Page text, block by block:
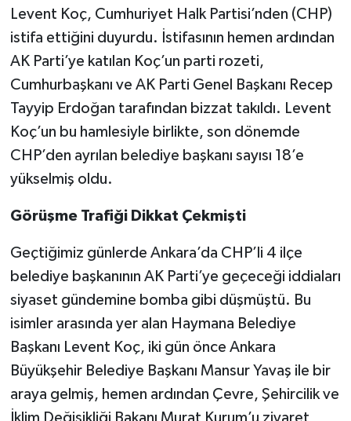
Levent Koç, Cumhuriyet Halk Partisi’nden (CHP)
istifa ettiğini duyurdu. İstifasının hemen ardından
AK Parti’ye katılan Koç’un parti rozeti,
Cumhurbaşkanı ve AK Parti Genel Başkanı Recep
Tayyip Erdoğan tarafından bizzat takıldı. Levent
Koç’un bu hamlesiyle birlikte, son dönemde
CHP’den ayrılan belediye başkanı sayısı 18’e
yükselmiş oldu.
Görüşme Trafiği Dikkat Çekmişti
Geçtiğimiz günlerde Ankara’da CHP’li 4 ilçe
belediye başkanının AK Parti’ye geçeceği iddiaları
siyaset gündemine bomba gibi düşmüştü. Bu
isimler arasında yer alan Haymana Belediye
Başkanı Levent Koç, iki gün önce Ankara
Büyükşehir Belediye Başkanı Mansur Yavaş ile bir
araya gelmiş, hemen ardından Çevre, Şehircilik ve